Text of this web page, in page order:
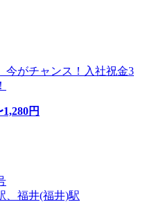
今がチャンス！入社祝金3
1,280円
、福井(福井)駅